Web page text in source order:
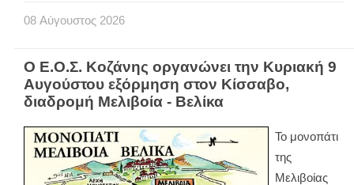
08 Αύγουστος 2026
Ο Ε.Ο.Σ. Κοζάνης οργανώνει την Κυριακή 9
Αυγούστου εξόρμηση στον Κίσσαβο,
διαδρομή Μελιβοία - Βελίκα
Το μονοπάτι
της
Μελιβοίας